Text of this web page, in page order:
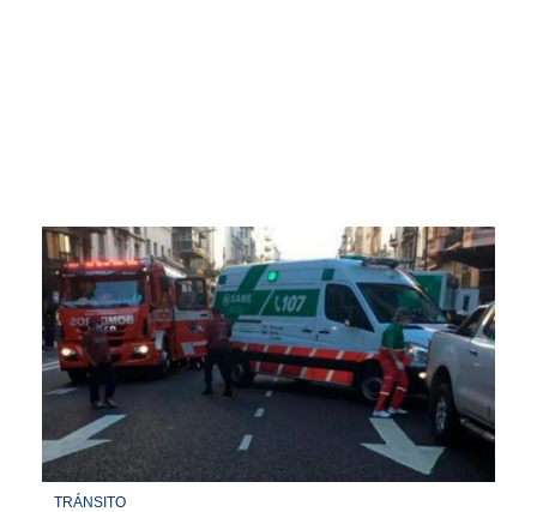
TRÁNSITO